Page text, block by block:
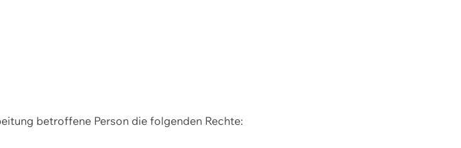
betroffene Person die folgenden Rechte: